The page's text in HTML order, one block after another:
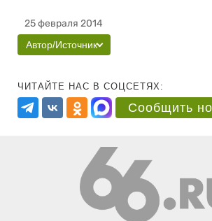
25 февраля 2014
Автор/Источник
ЧИТАЙТЕ НАС В СОЦСЕТЯХ:
Сообщить